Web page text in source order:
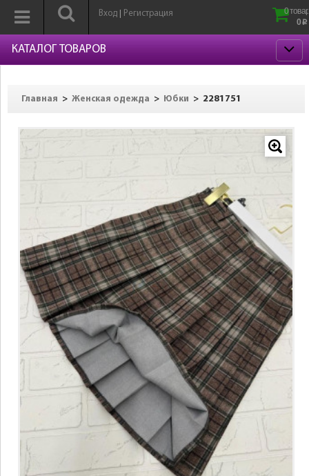
Вход Регистрация
0
0 p
КАТАЛОГ ТОВАРОВ
Главная > Женская одежда > Юбки > 2281751